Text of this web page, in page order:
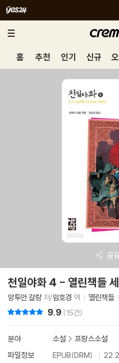
홈 추천 인기 신규
공
천일야화 4 - 열린책들
앙투안 갈랑저/임호경 역 열린책들
9.9 (15건)
분야 소설 > 프랑스소설
파일정보
EPUB(DRM)